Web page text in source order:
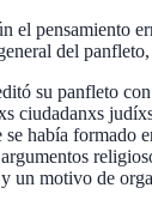
el pensamiento
del
su panfleto
ciudadanxs
había formado
un motivo de